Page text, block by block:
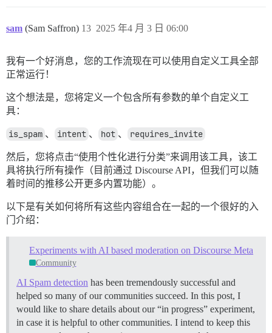
sam (Sam Saffron) 2025 年4 月 3 日 06:00
13
我有一个好消息，您的工作流现在可以使用自定义工具全部
正常运行！
这个想法是，您将定义一个包含所有参数的单个自定义工
具：
is_spam 、 intent 、 hot 、 requires_invite
然后，您将点击“使用个性化进行分类”来调用该工具，该工
具将执行所有操作（目前通过 Discourse API，但我们可以随
着时间的推移公开更多内置功能）。
以下是有关如何将所有这些内容组合在一起的一个很好的入
门介绍：
Experiments with AI based moderation on Discourse Meta
Community
AI Spam detection has been tremendously successful and
helped so many of our communities succeed. In this post, I
would like to share details about our “in progress” experiment,
in case it is helpful to other communities. I intend to keep this